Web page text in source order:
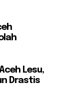
Lesu,
Drastis